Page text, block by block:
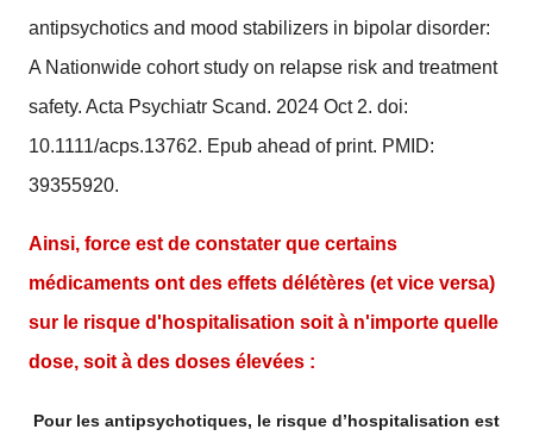
antipsychotics and mood stabilizers in bipolar disorder:
A Nationwide cohort study on relapse risk and treatment
safety. Acta Psychiatr Scand. 2024 Oct 2. doi:
10.1111/acps.13762. Epub ahead of print. PMID:
39355920.
Ainsi, force est de constater que certains
médicaments ont des effets délétères (et vice versa)
sur le risque d'hospitalisation soit à n'importe quelle
dose, soit à des doses élevées :
Pour les antipsychotiques, le risque d’hospitalisation est